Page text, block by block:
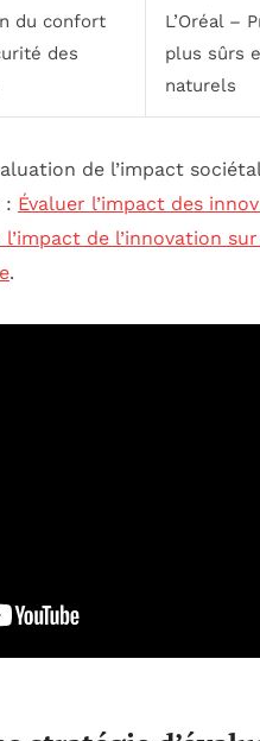
du confort
des
L’Oréal –
plus sûrs
naturels
de l’impact
: Évaluer l’impact des
l’impact de l’innovation
.